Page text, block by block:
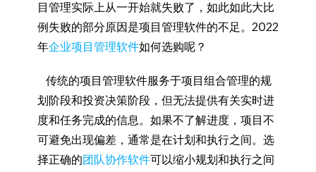
目管理实际上从一开始就失败了，如此如此大比
例失败的部分原因是项目管理软件的不足。2022
年企业项目管理软件如何选购呢？
传统的项目管理软件服务于项目组合管理的规
划阶段和投资决策阶段，但无法提供有关实时进
度和任务完成的信息。如果不了解进度，项目不
可避免出现偏差，通常是在计划和执行之间。选
择正确的团队协作软件可以缩小规划和执行之间